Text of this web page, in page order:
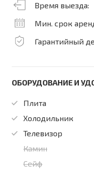
Время выезда:
Мин. срок
Гарантийный
ОБОРУДОВАНИЕ И
Плита
Холодильник
Телевизор
Камин
Сейф